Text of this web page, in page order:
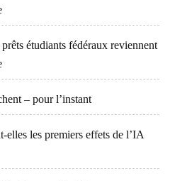
étudiants fédéraux reviennent
– ​​pour l’instant
elles les premiers effets de l’IA